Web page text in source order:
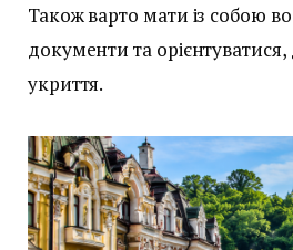
Також варто мати із собою
документи та
укриття.